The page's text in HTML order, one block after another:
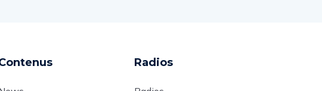
Radios